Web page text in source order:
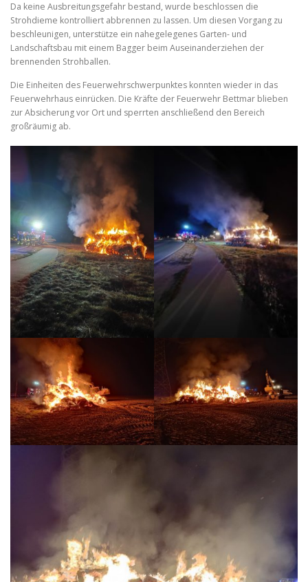
Da keine Ausbreitungsgefahr bestand, wurde beschlossen die
Strohdieme kontrolliert abbrennen zu lassen. Um diesen Vorgang zu
beschleunigen, unterstütze ein nahegelegenes Garten- und
Landschaftsbau mit einem Bagger beim Auseinanderziehen der
brennenden Strohballen.
Die Einheiten des Feuerwehrschwerpunktes konnten wieder in das
Feuerwehrhaus einrücken. Die Kräfte der Feuerwehr Bettmar blieben
zur Absicherung vor Ort und sperrten anschließend den Bereich
großräumig ab.